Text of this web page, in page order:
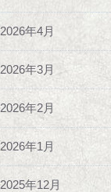
2026年4月
2026年3月
2026年2月
2026年1月
2025年12月